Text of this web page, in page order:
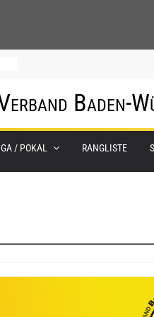
Baden-
/ POKAL RANGLISTE